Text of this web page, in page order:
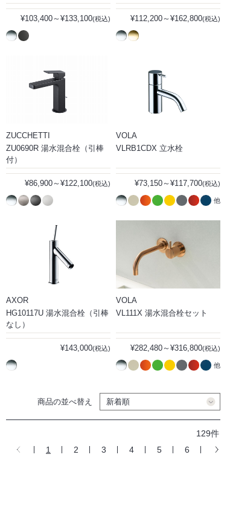
¥103,400～¥133,100(税込) ¥112,200～¥162,800(税込)
ZUCCHETTI
ZU0690R 湯水混合栓（引棒
付）
¥86,900～¥122,100(税込)
VOLA
VLRB1CDX 立水栓
¥73,150～¥117,700(税込)
他
AXOR
HG10117U 湯水混合栓（引棒
なし）
¥143,000(税込)
VOLA
VL111X 湯水混合栓セット
¥282,480～¥316,800(税込)
他
商品の並べ替え
129件
1
2 3 4 5 6